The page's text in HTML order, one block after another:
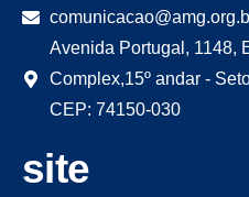
Avenida Portugal, 1148,
Complex,15º andar -
CEP: 74150-030
site